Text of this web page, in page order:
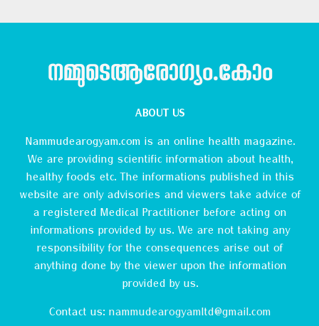
നമ്മുടെആരോഗ്യം.കോം
ABOUT US
Nammudearogyam.com is an online health magazine.
We are providing scientific information about health,
healthy foods etc. The informations published in this
website are only advisories and viewers take advice of
a registered Medical Practitioner before acting on
informations provided by us. We are not taking any
responsibility for the consequences arise out of
anything done by the viewer upon the information
provided by us.
Contact us: nammudearogyamltd@gmail.com